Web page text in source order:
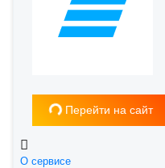
Загрузка... Перейти на сайт
О сервисе